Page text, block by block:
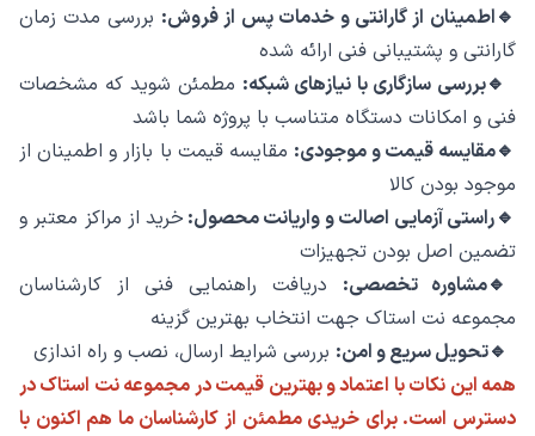
🔹اطمینان از گارانتی و خدمات پس از فروش: بررسی مدت زمان
گارانتی و پشتیبانی فنی ارائه شده
🔹بررسی سازگاری با نیازهای شبکه: مطمئن شوید که مشخصات
فنی و امکانات دستگاه متناسب با پروژه شما باشد
🔹مقایسه قیمت و موجودی: مقایسه قیمت با بازار و اطمینان از
موجود بودن کالا
🔹راستی ‌آزمایی اصالت و واریانت محصول: خرید از مراکز معتبر و
تضمین اصل بودن تجهیزات
🔹مشاوره تخصصی: دریافت راهنمایی فنی از کارشناسان
مجموعه نت استاک جهت انتخاب بهترین گزینه
🔹تحویل سریع و امن: بررسی شرایط ارسال، نصب و راه ‌اندازی
همه این نکات با اعتماد و بهترین قیمت در مجموعه نت استاک در
دسترس است. برای خریدی مطمئن از کارشناسان ما هم ‌اکنون با